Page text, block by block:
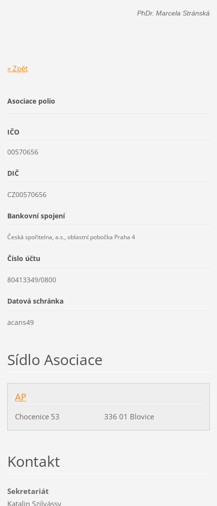
PhDr. Marcela Stránská
« Zpět
Asociace polio
IČO
00570656
DIČ
CZ00570656
Bankovní spojení
Česká spořitelna, a.s., oblastní pobočka Praha 4
Číslo účtu
80413349/0800
Datová schránka
acans49
Sídlo Asociace
AP
Chocenice 53 336 01 Blovice
Kontakt
Sekretariát
Katalin Szilvássy